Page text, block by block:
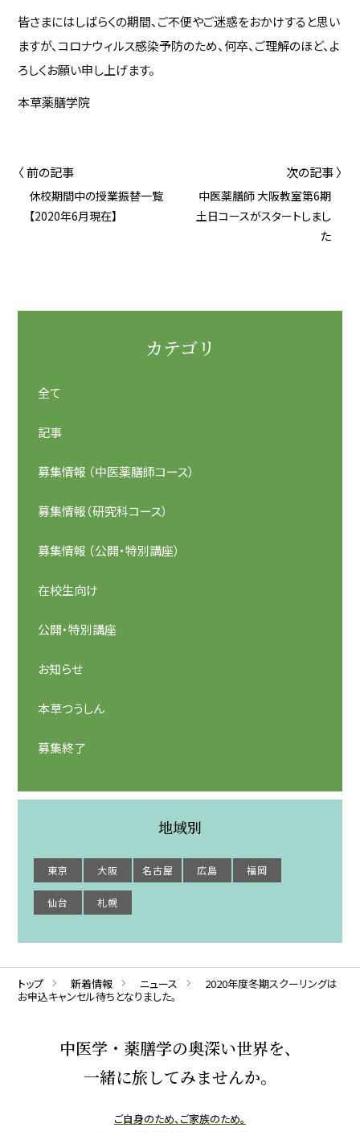
皆さまにはしばらくの期間、ご不便やご迷惑をおかけすると思い
ますが、コロナウィルス感染予防のため、何卒、ご理解のほど、よ
ろしくお願い申し上げます。
本草薬膳学院
〈 前の記事
休校期間中の授業振替一覧
【2020年6月現在】
次の記事 〉
中医薬膳師 大阪教室第6期
土日コースがスタートしまし
た
カテゴリ
全て
記事
募集情報 （中医薬膳師コース）
募集情報（研究科コース）
募集情報 （公開・特別講座）
在校生向け
公開・特別講座
お知らせ
本草つうしん
募集終了
地域別
東京 大阪 名古屋 広島 福岡
仙台 札幌
トップ 新着情報 ニュース
2020年度冬期スクーリングは
お申込キャンセル待ちとなりました。
中医学・薬膳学の奥深い世界を、
一緒に旅してみませんか。
ご自身のため、ご家族のため。